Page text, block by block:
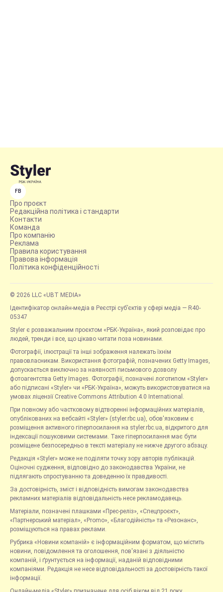
FB
Про проєкт
Редакційна політика і стандарти
Контакти
Команда
Про компанію
Реклама
Правила користування
Правова інформація
Політика конфіденційності
© 2026 LLC «UBT MEDIA»
Ідентифікатор онлайн-медіа в Реєстрі суб’єктів у сфері медіа — R40-
05347
Styler є розважальним проєктом «РБК-Україна», який розповідає про
людей, тренди і все, що цікаво читати поза новинами.
Фотографії, ілюстрації та інші зображення належать їхнім
правовласникам. Використання фотографій, позначених Getty Images,
допускається виключно за наявності письмового дозволу
фотоагентства Getty Images. Фотографії, позначені логотипом «Styler»
або підписані «Styler» чи «РБК-Україна», можуть використовуватися на
умовах ліцензії Creative Commons Attribution 4.0 International.
При повному або частковому відтворенні інформаційних матеріалів,
опублікованих на вебсайті «Styler» (styler.rbc.ua), обов'язковим є
розміщення активного гіперпосилання на styler.rbc.ua, відкритого для
індексації пошуковими системами. Таке гіперпосилання має бути
розміщене безпосередньо в тексті матеріалу не нижче другого абзацу.
Редакція «Styler» може не поділяти точку зору авторів публікацій.
Оціночні судження, відповідно до законодавства України, не
підлягають спростуванню та доведенню їх правдивості.
За достовірність, зміст і відповідність вимогам законодавства
рекламних матеріалів відповідальність несе рекламодавець.
Матеріали, позначені плашками «Прес-реліз», «Спецпроєкт»,
«Партнерський матеріал», «Promo», «Благодійність» та «Резонанс»,
розміщуються на правах реклами.
Рубрика «Новини компаній» є інформаційним форматом, що містить
новини, повідомлення та оголошення, пов'язані з діяльністю
компаній, і ґрунтується на інформації, наданій відповідними
компаніями. Редакція не несе відповідальності за достовірність такої
інформації.